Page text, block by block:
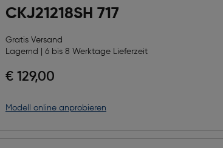
CKJ21218SH 717
Gratis Versand
Lagernd | 6 bis 8 Werktage Lieferzeit
€ 129,00
Modell online anprobieren